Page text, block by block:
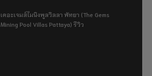
เดอะเจมส์ไมนิงพูลวิลลา พัทยา (The Gems
Mining Pool Villas Pattaya) รีวิว